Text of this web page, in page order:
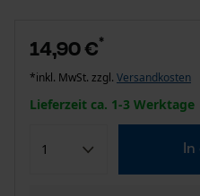
14,90 €*
*inkl. MwSt. zzgl. Versandkosten
Lieferzeit ca. 1-3 Werktage